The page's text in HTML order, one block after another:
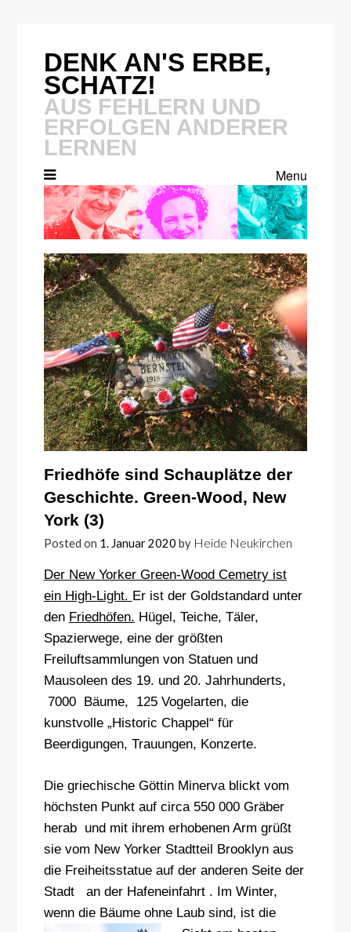
DENK AN'S ERBE,
SCHATZ!
AUS FEHLERN UND
ERFOLGEN ANDERER
LERNEN
Menu
Friedhöfe sind Schauplätze der
Geschichte. Green-Wood, New
York (3)
Posted on 1. Januar 2020 by Heide Neukirchen
Der New Yorker Green-Wood Cemetry ist
ein High-Light. Er ist der Goldstandard unter
den Friedhöfen. Hügel, Teiche, Täler,
Spazierwege, eine der größten
Freiluftsammlungen von Statuen und
Mausoleen des 19. und 20. Jahrhunderts,
7000 Bäume, 125 Vogelarten, die
kunstvolle „Historic Chappel“ für
Beerdigungen, Trauungen, Konzerte.
Die griechische Göttin Minerva blickt vom
höchsten Punkt auf circa 550 000 Gräber
herab und mit ihrem erhobenen Arm grüßt
sie vom New Yorker Stadtteil Brooklyn aus
die Freiheitsstatue auf der anderen Seite der
Stadt an der Hafeneinfahrt . Im Winter,
wenn die Bäume ohne Laub sind, ist die